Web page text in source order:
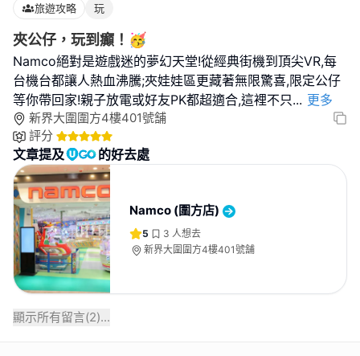
旅遊攻略 玩
夾公仔，玩到癲！🥳
Namco絕對是遊戲迷的夢幻天堂!從經典街機到頂尖VR,每
台機台都讓人熱血沸騰;夾娃娃區更藏著無限驚喜,限定公仔
等你帶回家!親子放電或好友PK都超適合,這裡不只... 更多
新界大圍圍方4樓401號舗
評分
文章提及 的好去處
Namco (圍方店)
5 3 人想去
新界大圍圍方4樓401號舗
顯示所有留言(2)...